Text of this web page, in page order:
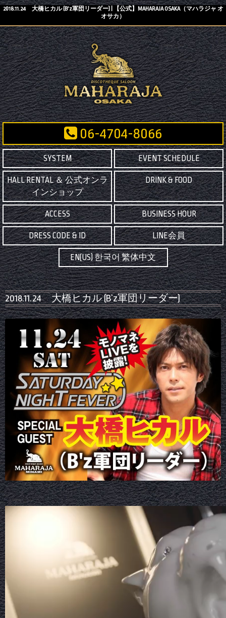
2018.11.24 大橋ヒカル (B’z軍団リーダー) | 【公式】MAHARAJA OSAKA（マハラジャ オ
オサカ）
06-4704-8066
SYSTEM EVENT SCHEDULE
HALL RENTAL ＆ 公式オンラ
インショップ
DRINK & FOOD
ACCESS BUSINESS HOUR
DRESS CODE & ID LINE会員
EN(US) 한국어 繁体中文
2018.11.24 大橋ヒカル (B’z軍団リーダー)